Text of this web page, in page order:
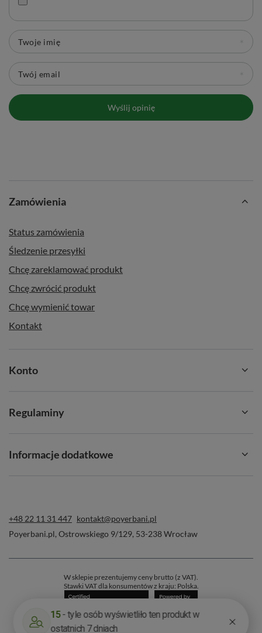
Twoje imię
Twój email
Wyślij opinię
Zamówienia
Status zamówienia
Śledzenie przesyłki
Chcę zareklamować produkt
Chcę zwrócić produkt
Chcę wymienić towar
Kontakt
Konto
Regulaminy
Informacje dodatkowe
+48 22 11 31 447 kontakt@poyerbani.pl
Poyerbani.pl, Ostrowskiego 9/129, 53-238Wrocław
W sklepie prezentujemy ceny brutto (z VAT).
Stawki VAT dla konsumentów z kraju: Polska.